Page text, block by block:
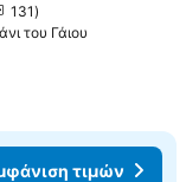
131
του Γάιου
τιμών